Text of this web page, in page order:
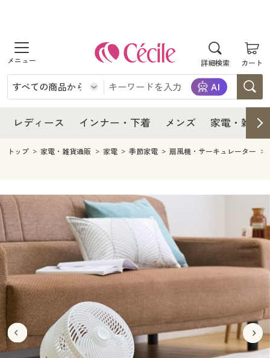
詳細検索 カート
商品を探す
レディース
レディースファッション
インナー・下着
インナー・下着通販すべて
メンズ下着
ジュニア・ティーンズ下着
メンズ
メンズファッション
メンズ下着
家電・雑貨すべて
家電
キッチン・雑貨・日用品
寝具・インテリア・家具
寝具・インテリア・家具通販すべて
家具・収納
寝具・ベッド
カーテン・ラグ・ファブリック
美容・健康
美容・健康通販すべて
美容・健康・サプリメント
制服・スクール
制服・スクールすべて
制服・学生服
大きいサイズ
大きいサイズ通販すべて
バーゲン
レディース インナー・下着 メンズ 家電・雑貨
レディース
レディース通販すべて
レディースファッション
インナー・下着
インナー・下着通販すべて
ジュニア・ティーンズ下着
メンズ
メンズ下着
家電
キッチン・雑貨・日用品
寝具・インテリア・家具通販すべて
家具・収納
寝具・ベッド
カーテン・ラグ・ファブリック
美容・健康
美容・健康通販すべて
美容・健康・サプリメント
制服・スクール
制服・スクールすべて
制服・学生服
ジュニア・ティーンズ下着
大きいサイズ
大きいサイズ通販すべて
大きいサイズ レディース服
バーゲン
バーゲンセール
詳細検索
トップ 家電・雑貨通販 家電 季節家電 扇風機・サーキュレーター